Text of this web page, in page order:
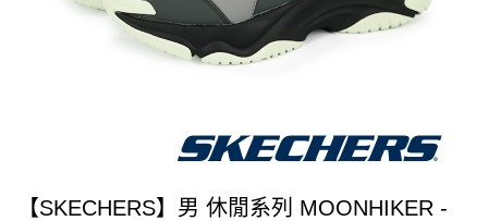
【SKECHERS】男 休閒系列 MOONHIKER -